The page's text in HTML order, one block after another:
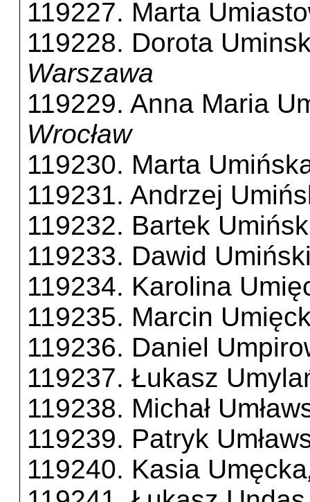
119227. Marta
119228. Dorota
Warszawa
119229. Anna Maria
Wrocław
119230. Marta
119231. Andrzej
119232. Bartek
119233. Dawid
119234. Karolina
119235. Marcin
119236. Daniel
119237. Łukasz
119238. Michał
119239. Patryk
119240. Kasia Umęcka